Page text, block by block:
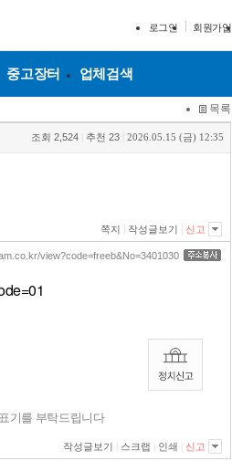
로그인 회원가입
중고장터 업체검색
목록
조회 2,524 추천 23 2026.05.15 (금) 12:35
쪽지 작성글보기 신고
view?code=freeb&No=3401030
기를 부탁드립니다
작성글보기 스크랩 인쇄 신고